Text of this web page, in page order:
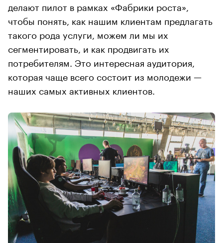
делают пилот в рамках «Фабрики роста»,
чтобы понять, как нашим клиентам предлагать
такого рода услуги, можем ли мы их
сегментировать, и как продвигать их
потребителям. Это интересная аудитория,
которая чаще всего состоит из молодежи —
наших самых активных клиентов.